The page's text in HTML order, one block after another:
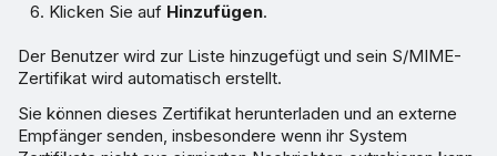
Klicken Sie auf Hinzufügen.
Der Benutzer wird zur Liste hinzugefügt und sein S/MIME-
Zertifikat wird automatisch erstellt.
Sie können dieses Zertifikat herunterladen und an externe
Empfänger senden, insbesondere wenn ihr System